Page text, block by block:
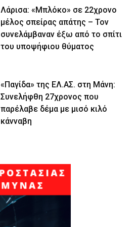
Λάρισα: «Μπλόκο» σε 22χρονο
μέλος σπείρας απάτης – Τον
συνελάμβαναν έξω από το σπίτι
του υποψήφιου θύματος
«Παγίδα» της ΕΛ.ΑΣ. στη Μάνη:
Συνελήφθη 27χρονος που
παρέλαβε δέμα με μισό κιλό
κάνναβη